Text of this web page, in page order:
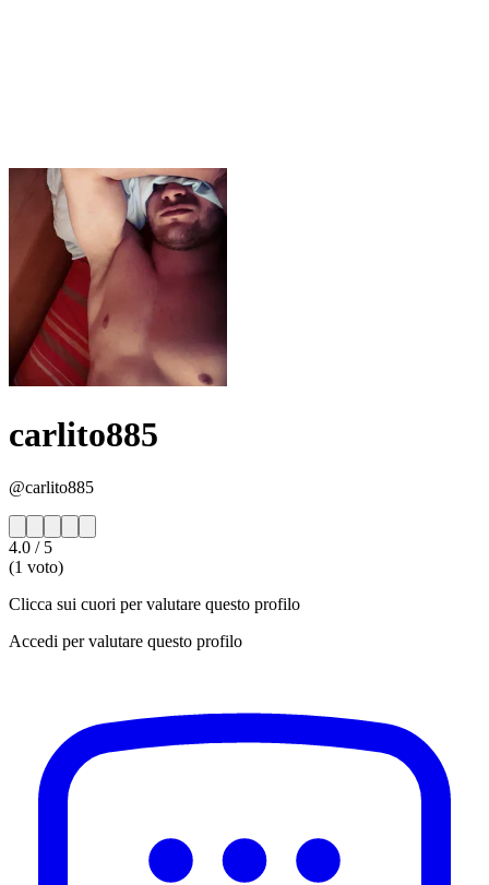
carlito885
@carlito885
4.0 / 5
(1 voto)
Clicca sui cuori per valutare questo profilo
Accedi per valutare questo profilo